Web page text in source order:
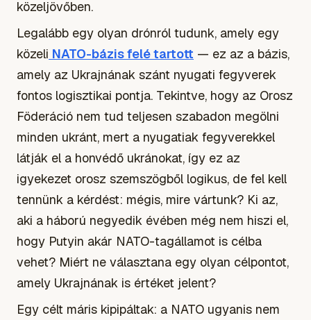
közeljövőben.
Legalább egy olyan drónról tudunk, amely egy
közeli NATO-bázis felé tartott — ez az a bázis,
amely az Ukrajnának szánt nyugati fegyverek
fontos logisztikai pontja. Tekintve, hogy az Orosz
Föderáció nem tud teljesen szabadon megölni
minden ukránt, mert a nyugatiak fegyverekkel
látják el a honvédő ukránokat, így ez az
igyekezet orosz szemszögből logikus, de fel kell
tennünk a kérdést: mégis, mire vártunk? Ki az,
aki a háború negyedik évében még nem hiszi el,
hogy Putyin akár NATO-tagállamot is célba
vehet? Miért ne választana egy olyan célpontot,
amely Ukrajnának is értéket jelent?
Egy célt máris kipipáltak: a NATO ugyanis nem